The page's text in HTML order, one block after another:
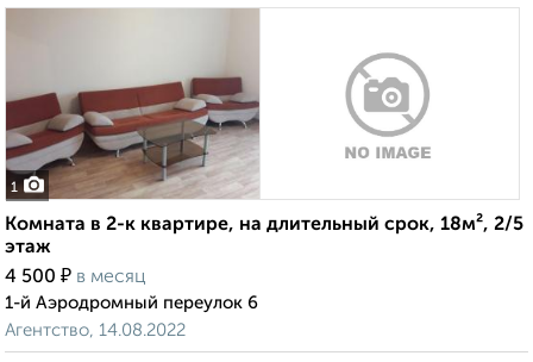
1
Комната в 2-к квартире, на длительный срок, 18м², 2/5
этаж
4 500 ₽ в месяц
1-й Аэродромный переулок 6
Агентство, 14.08.2022